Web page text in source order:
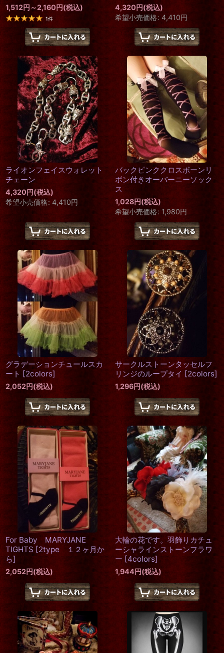
1,512円 ～2,160円(税込)
1件
4,320円(税込)
希望小売価格: 4,410円
ライオンフェイスウォレット
チェーン
4,320円(税込)
希望小売価格: 4,410円
バックピンククロスボーンリ
ボン付きオーバーニーソック
ス
1,028円(税込)
希望小売価格: 1,980円
グラデーションチュールスカ
ート [2colors]
2,052円(税込)
サークルストーンタッセルフ
リンジのループタイ [2colors]
1,296円(税込)
For Baby MARYJANE
TIGHTS [2type １２ヶ月か
ら]
2,052円(税込)
大輪の花です。羽飾りカチュ
ーシャラインストーンフラワ
ー [4colors]
1,944円(税込)